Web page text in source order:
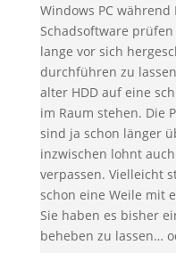
Windows PC
Schadsoftware
lange vor sich
durchführen zu
alter HDD auf eine
im Raum stehen. Die
sind ja schon länger
inzwischen lohnt
verpassen. Vielleicht
schon eine Weile mit
Sie haben es bisher
beheben zu lassen…